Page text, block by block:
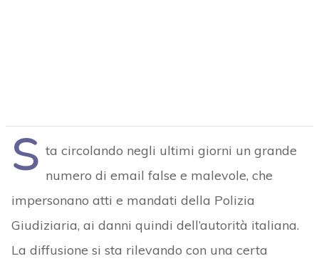
S ta circolando negli ultimi giorni un grande
numero di email false e malevole, che
impersonano atti e mandati della Polizia
Giudiziaria, ai danni quindi dell’autorità italiana.
La diffusione si sta rilevando con una certa